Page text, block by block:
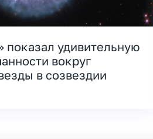
показал удивительную
вокруг
в созвездии